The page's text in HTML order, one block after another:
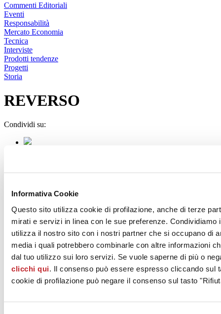
Informativa Cookie
Questo sito utilizza cookie di profilazione, anche di terze
mirati e servizi in linea con le sue preferenze.
utilizza il nostro sito con i nostri partner che si occupano di
media i quali potrebbero combinarle con altre informazioni
dal tuo utilizzo sui loro servizi. Se vuole saperne di più o
clicchi qui. Il consenso può essere espresso cliccando sul
cookie di profilazione può negare il consenso sul tasto
Commenti Editoriali
Eventi
Responsabilità
Mercato Economia
Tecnica
Interviste
Prodotti tendenze
Progetti
Storia
REVERSO
Condividi su:
News
aziende